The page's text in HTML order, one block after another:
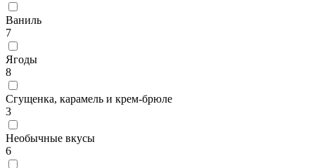
Ваниль
7
Ягоды
8
Сгущенка, карамель и крем-брюле
3
Необычные вкусы
6